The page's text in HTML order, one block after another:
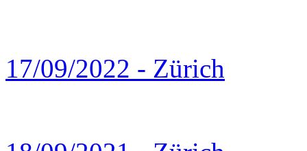
17/09/2022 - Zürich